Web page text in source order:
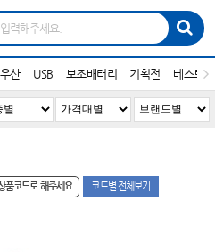
우산 USB 보조배터리 기획전 베스트
품코드로 해주세요 코드별 전체보기